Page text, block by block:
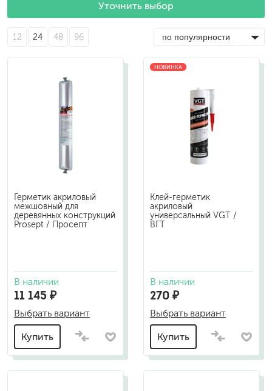
Уточнить выбор
12 24 48 96
Герметик акриловый
межшовный для
деревянных конструкций
Prosept / Просепт
В наличии
11 145 ₽
Выбрать вариант
Купить
НОВИНКА
Клей-герметик
акриловый
универсальный VGT /
ВГТ
В наличии
270 ₽
Выбрать вариант
Купить